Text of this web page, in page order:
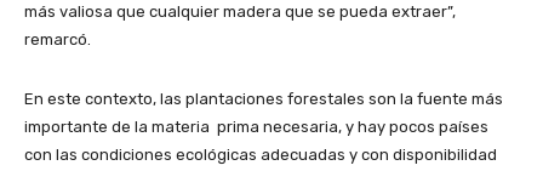
más valiosa que cualquier madera que se pueda extraer”,
remarcó.
En este contexto, las plantaciones forestales son la fuente más
importante de la materia prima necesaria, y hay pocos países
con las condiciones ecológicas adecuadas y con disponibilidad